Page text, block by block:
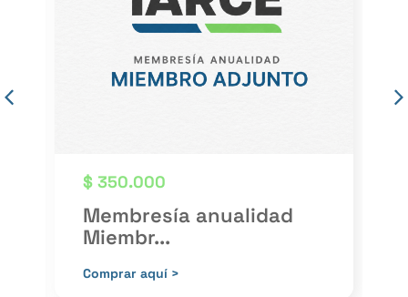
$ 350.000
Membresía anualidad
Miembr...
Comprar aquí >